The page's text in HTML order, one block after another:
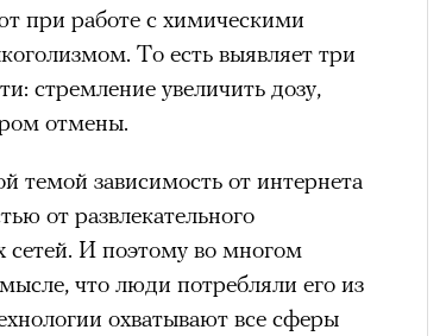
при работе с химическими
То есть выявляет три
стремление увеличить дозу,
отмены.
темой зависимость от интернета
от развлекательного
И поэтому во многом
что люди потребляли его из
охватывают все сферы
на 14 высочайших вершин